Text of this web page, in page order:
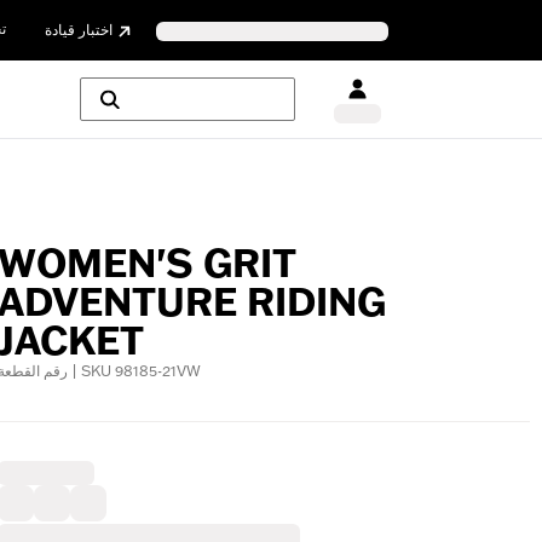
اختبار قيادة
GRIT
RIDING
رقم القطعة | SKU 98185-21VW